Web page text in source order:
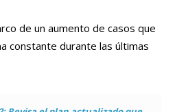
de un aumento de casos que
constante durante las últimas